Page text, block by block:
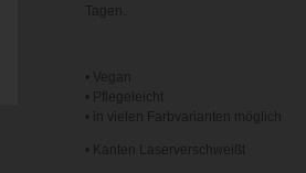
Tagen.
• Vegan
• Pflegeleicht
• in vielen Farbvarianten möglich
• Kanten Laserverschweißt